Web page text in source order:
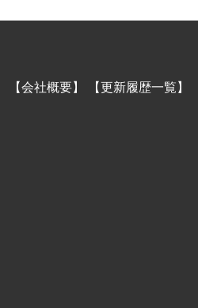
【会社概要】 【更新履歴一覧】